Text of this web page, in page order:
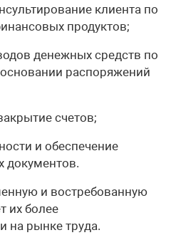
клиента по
продуктов;
денежных средств по
распоряжений
счетов;
и обеспечение
документов.
и востребованную
их более
на рынке труда.